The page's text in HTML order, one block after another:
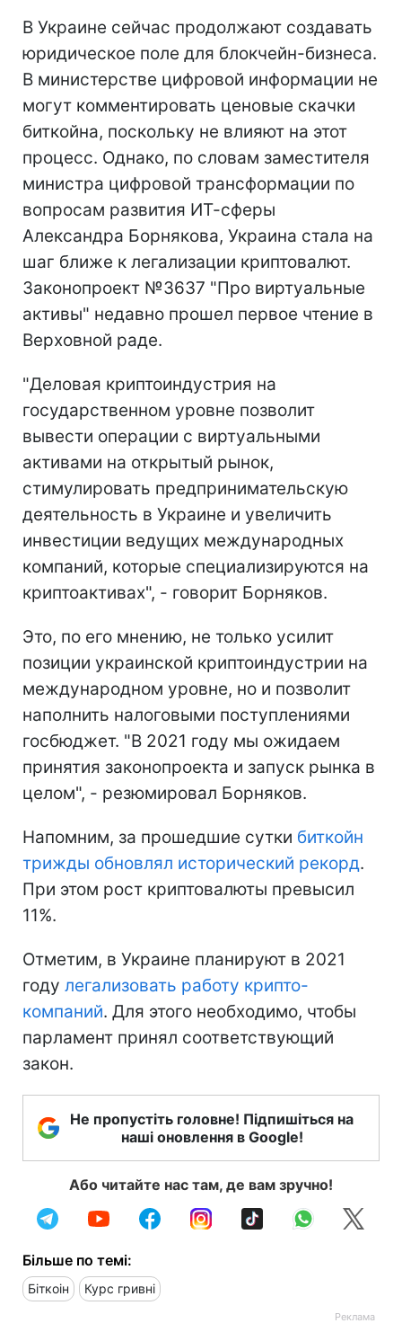
В Украине сейчас продолжают создавать
юридическое поле для блокчейн-бизнеса.
В министерстве цифровой информации не
могут комментировать ценовые скачки
биткойна, поскольку не влияют на этот
процесс. Однако, по словам заместителя
министра цифровой трансформации по
вопросам развития ИТ-сферы
Александра Борнякова, Украина стала на
шаг ближе к легализации криптовалют.
Законопроект №3637 "Про виртуальные
активы" недавно прошел первое чтение в
Верховной раде.
"Деловая криптоиндустрия на
государственном уровне позволит
вывести операции с виртуальными
активами на открытый рынок,
стимулировать предпринимательскую
деятельность в Украине и увеличить
инвестиции ведущих международных
компаний, которые специализируются на
криптоактивах", - говорит Борняков.
Это, по его мнению, не только усилит
позиции украинской криптоиндустрии на
международном уровне, но и позволит
наполнить налоговыми поступлениями
госбюджет. "В 2021 году мы ожидаем
принятия законопроекта и запуск рынка в
целом", - резюмировал Борняков.
Напомним, за прошедшие сутки биткойн
трижды обновлял исторический рекорд.
При этом рост криптовалюты превысил
11%.
Отметим, в Украине планируют в 2021
году легализовать работу крипто-
компаний. Для этого необходимо, чтобы
парламент принял соответствующий
закон.
Не пропустіть головне! Підпишіться на
наші оновлення в Google!
Або читайте нас там, де вам зручно!
Більше по темі:
Біткоін Курс гривні